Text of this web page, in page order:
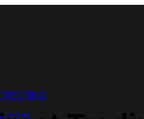
TESTING